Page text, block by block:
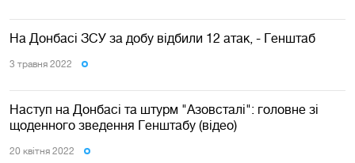
На Донбасі ЗСУ за добу відбили 12 атак, - Генштаб
3 травня 2022
Наступ на Донбасі та штурм "Азовсталі": головне зі
щоденного зведення Генштабу (відео)
20 квiтня 2022